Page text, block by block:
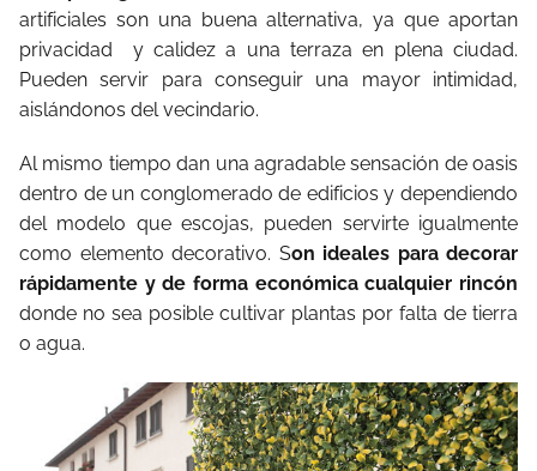
artificiales son una buena alternativa, ya que aportan
privacidad
y calidez a una terraza en plena ciudad.
Pueden servir para conseguir una mayor intimidad,
aislándonos del vecindario.
Al mismo tiempo dan una agradable sensación de oasis
dentro de un conglomerado de edificios y dependiendo
del modelo que escojas, pueden servirte igualmente
como elemento decorativo. Son ideales para decorar
rápidamente y de forma económica cualquier rincón
donde no sea posible cultivar plantas por falta de tierra
o agua.